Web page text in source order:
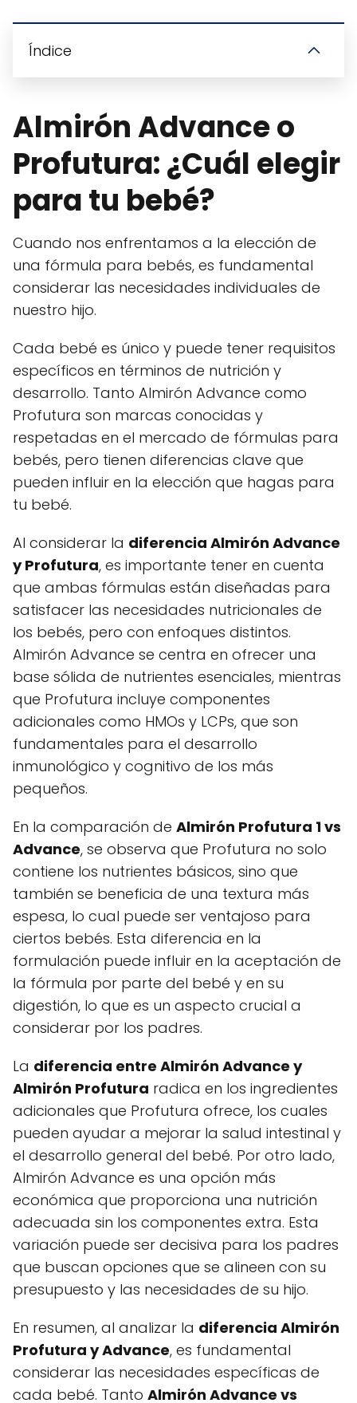
Índice
Almirón Advance o
Profutura: ¿Cuál elegir
para tu bebé?
Cuando nos enfrentamos a la elección de
una fórmula para bebés, es fundamental
considerar las necesidades individuales de
nuestro hijo.
Cada bebé es único y puede tener requisitos
específicos en términos de nutrición y
desarrollo. Tanto Almirón Advance como
Profutura son marcas conocidas y
respetadas en el mercado de fórmulas para
bebés, pero tienen diferencias clave que
pueden influir en la elección que hagas para
tu bebé.
Al considerar la diferencia Almirón Advance
y Profutura, es importante tener en cuenta
que ambas fórmulas están diseñadas para
satisfacer las necesidades nutricionales de
los bebés, pero con enfoques distintos.
Almirón Advance se centra en ofrecer una
base sólida de nutrientes esenciales, mientras
que Profutura incluye componentes
adicionales como HMOs y LCPs, que son
fundamentales para el desarrollo
inmunológico y cognitivo de los más
pequeños.
En la comparación de Almirón Profutura 1 vs
Advance, se observa que Profutura no solo
contiene los nutrientes básicos, sino que
también se beneficia de una textura más
espesa, lo cual puede ser ventajoso para
ciertos bebés. Esta diferencia en la
formulación puede influir en la aceptación de
la fórmula por parte del bebé y en su
digestión, lo que es un aspecto crucial a
considerar por los padres.
La diferencia entre Almirón Advance y
Almirón Profutura radica en los ingredientes
adicionales que Profutura ofrece, los cuales
pueden ayudar a mejorar la salud intestinal y
el desarrollo general del bebé. Por otro lado,
Almirón Advance es una opción más
económica que proporciona una nutrición
adecuada sin los componentes extra. Esta
variación puede ser decisiva para los padres
que buscan opciones que se alineen con su
presupuesto y las necesidades de su hijo.
En resumen, al analizar la diferencia Almirón
Profutura y Advance, es fundamental
considerar las necesidades específicas de
cada bebé. Tanto Almirón Advance vs